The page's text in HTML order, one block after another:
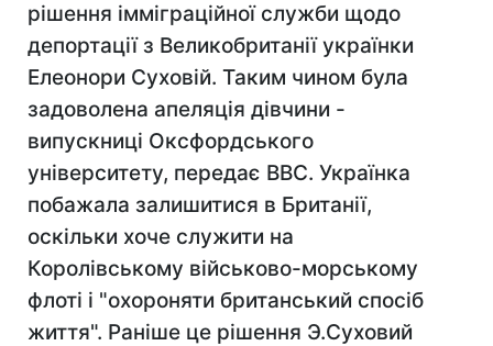
рішення імміграційної служби щодо
депортації з Великобританії українки
Елеонори Суховій. Таким чином була
задоволена апеляція дівчини -
випускниці Оксфордського
університету, передає ВВС. Українка
побажала залишитися в Британії,
оскільки хоче служити на
Королівському військово-морському
флоті і "охороняти британський спосіб
життя". Раніше це рішення Э.Суховий